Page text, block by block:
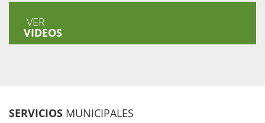
VER
VIDEOS
SERVICIOS MUNICIPALES